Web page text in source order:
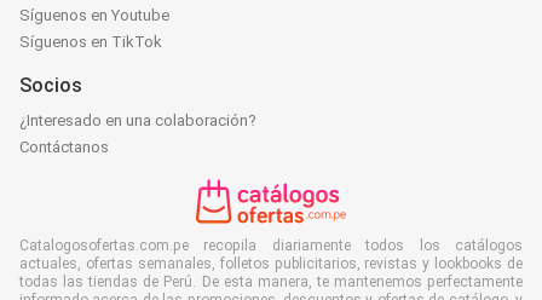
Síguenos en Youtube
Síguenos en TikTok
Socios
¿Interesado en una colaboración?
Contáctanos
Catalogosofertas.com.pe recopila diariamente todos los catálogos
actuales, ofertas semanales, folletos publicitarios, revistas y lookbooks de
todas las tiendas de Perú. De esta manera, te mantenemos perfectamente